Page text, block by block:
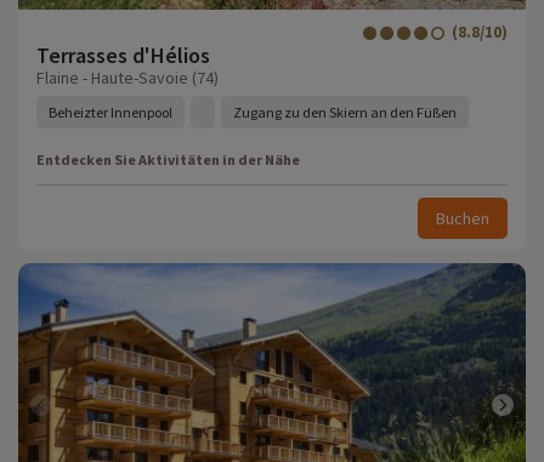
Terrasses d'Hélios
(8.8/10)
Flaine - Haute-Savoie (74)
Beheizter Innenpool Zugang zu den Skiern an den Füßen
Entdecken Sie Aktivitäten in der Nähe
Buchen